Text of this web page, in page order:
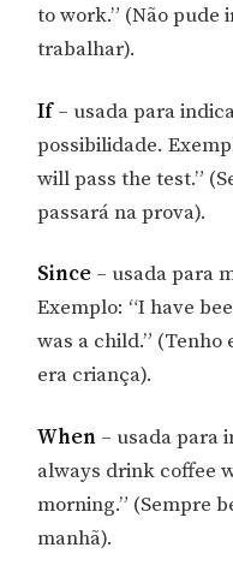
to work.” (Não pude
trabalhar).
If– usada para
possibilidade.
will pass the test.”
passará na prova).
Since – usada para
Exemplo: “I have
was a child.” (Tenho
era criança).
When – usada para
always drink coffee
morning.” (Sempre
manhã).